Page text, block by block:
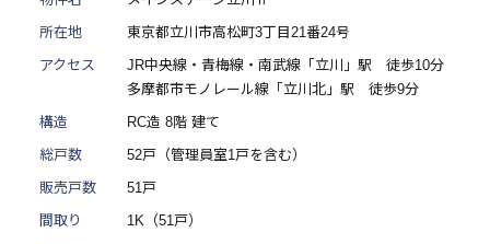
採用情報
- 採用情報トップ
- 新卒採用
- 記事一覧
所在地
東京都立川市高松町3丁目21番24号
アクセス
JR中央線・青梅線・南武線「立川」駅 徒歩10分
多摩都市モノレール線「立川北」駅 徒歩9分
構造
RC造 8階 建て
総戸数
52戸（管理員室1戸を含む）
販売戸数
51戸
間取り
1K（51戸）